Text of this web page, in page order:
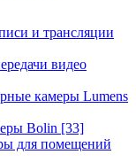
и трансляции
видео
камеры Lumens
Bolin [33]
для помещений